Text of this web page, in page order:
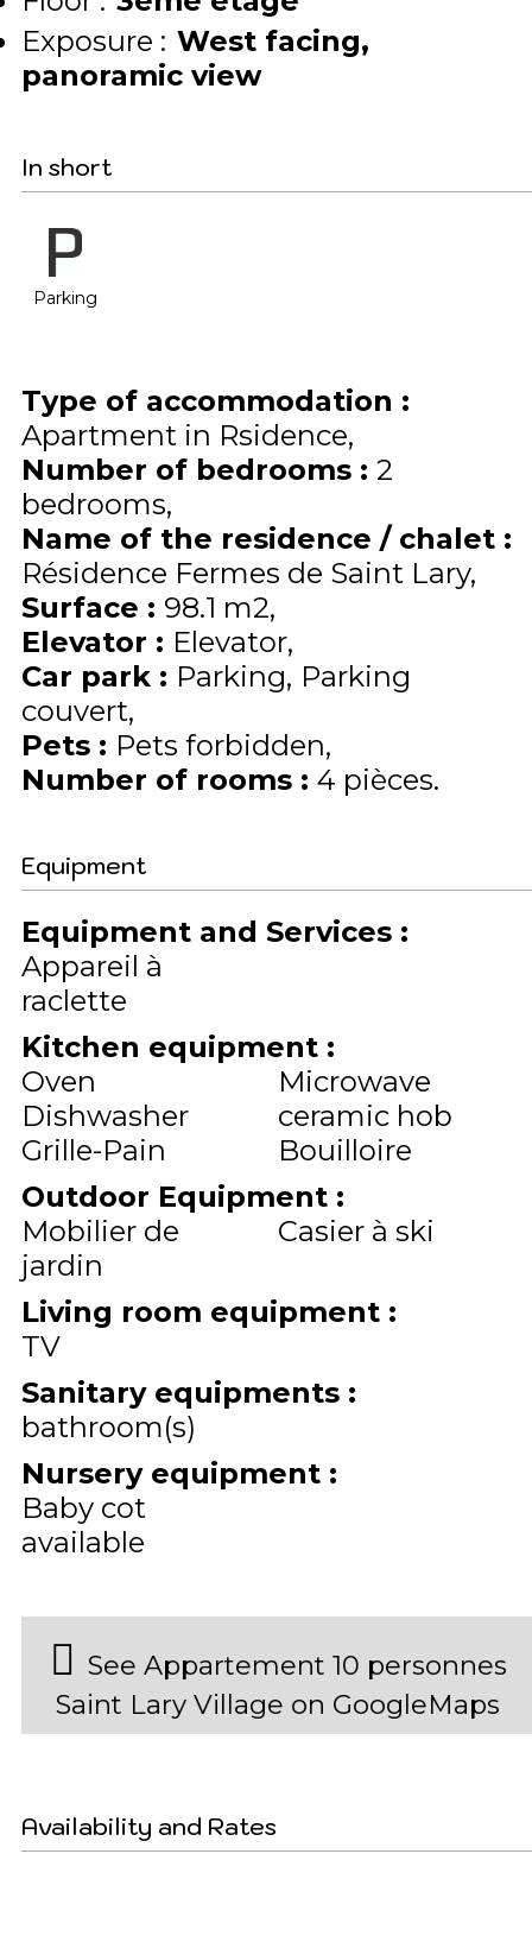
Exposure : West facing
panoramic view
In short
Parking
Type of accommodation :
Apartment in Rsidence
Number of bedrooms : 2
bedrooms
Name of the residence / chalet :
Résidence Fermes de Saint Lary
Surface : 98.1 m2
Elevator : Elevator
Car park : Parking Parking
couvert
Pets : Pets forbidden
Number of rooms : 4 pièces
Equipment
Equipment and Services :
Appareil à
raclette
Kitchen equipment :
Oven
Microwave
Dishwasher
ceramic hob
Grille-Pain
Bouilloire
Outdoor Equipment :
Mobilier de
jardin
Casier à ski
Living room equipment :
TV
Sanitary equipments :
bathroom(s)
Nursery equipment :
Baby cot
available
See Appartement 10 personnes
Saint Lary Village on GoogleMaps
Availability and Rates